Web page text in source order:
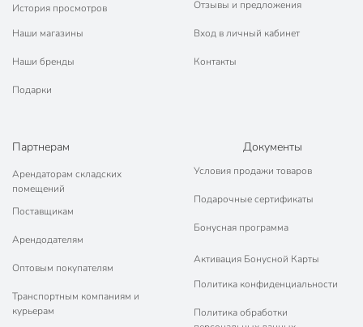
Тип дна
дном
для
стеклокерамических
для электрических
плит
Выпускной клапан у крышки
с выпускным
крышке
18/10
История просмотров
Наши магазины
Наши бренды
Подарки
Отзывы и предложения
Вход в личный кабинет
Контакты
Партнерам
Арендаторам складских
помещений
Поставщикам
Арендодателям
Оптовым покупателям
Транспортным компаниям и
курьерам
Документы
Условия продажи товаров
Подарочные сертификаты
Бонусная программа
Активация Бонусной Карты
Политика конфиденциальности
Политика обработки